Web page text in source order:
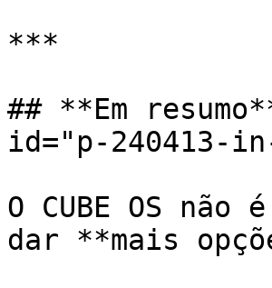
***
## **Em
id="p-240413-
O CUBE OS
dar **mais